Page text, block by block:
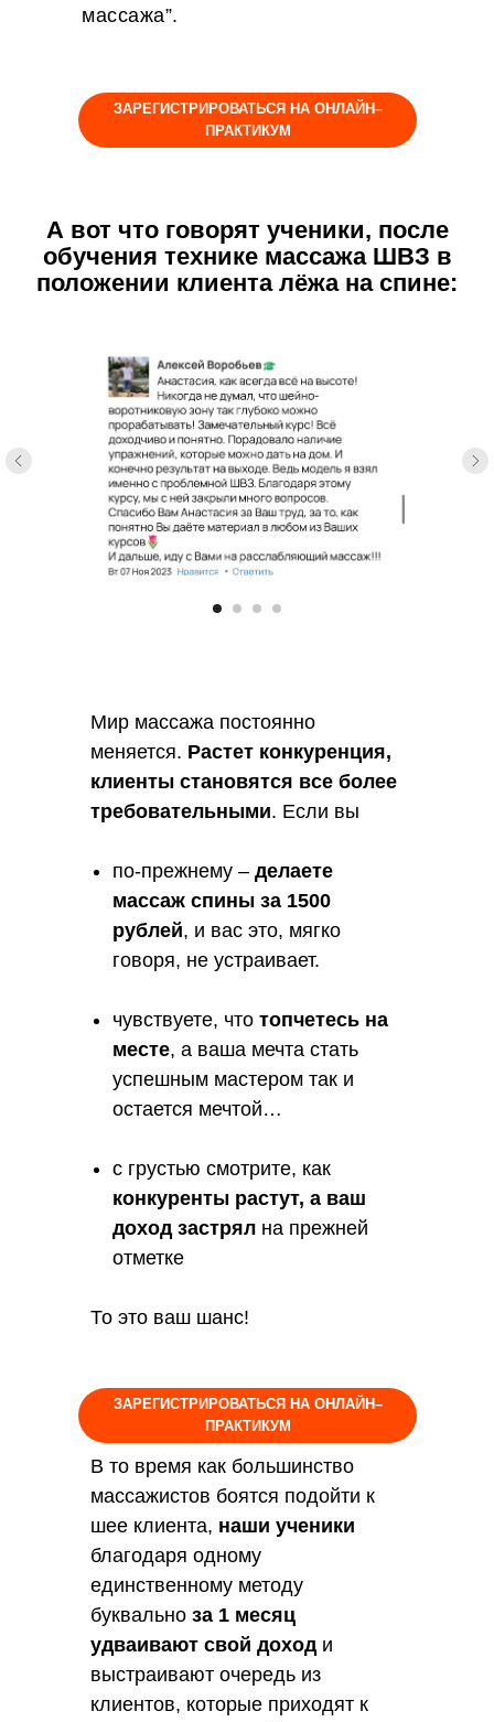
массажа”.
ЗАРЕГИСТРИРОВАТЬСЯ НА ОНЛАЙН–
ПРАКТИКУМ
А вот что говорят ученики, после
обучения технике массажа ШВЗ в
положении клиента лёжа на спине:
Мир массажа постоянно
меняется. Растет конкуренция,
клиенты становятся все более
требовательными. Если вы
по-прежнему – делаете
массаж спины за 1500
рублей, и вас это, мягко
говоря, не устраивает.
чувствуете, что топчетесь на
месте, а ваша мечта стать
успешным мастером так и
остается мечтой…
с грустью смотрите, как
конкуренты растут, а ваш
доход застрял на прежней
отметке
То это ваш шанс!
В то время как большинство
массажистов боятся подойти к
шее клиента, наши ученики
благодаря одному
единственному методу
буквально за 1 месяц
удваивают свой доход и
выстраивают очередь из
клиентов, которые приходят к
ЗАРЕГИСТРИРОВАТЬСЯ НА ОНЛАЙН–
ПРАКТИКУМ